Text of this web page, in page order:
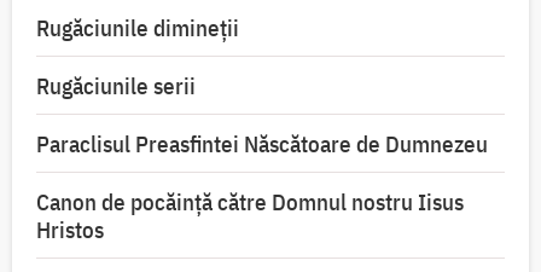
Rugăciunile dimineții
Rugăciunile serii
Paraclisul Preasfintei Născătoare de Dumnezeu
Canon de pocăință către Domnul nostru Iisus
Hristos